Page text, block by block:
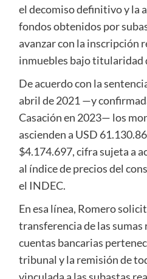
el decomiso definitivo y la
fondos obtenidos por
avanzar con la inscripción
inmuebles bajo titularidad
De acuerdo con la
abril de 2021 —y
Casación en 2023— los
ascienden a USD
$4.174.697, cifra sujeta a
al índice de precios del
el INDEC.
En esa línea, Romero
transferencia de las sumas
cuentas bancarias
tribunal y la remisión de